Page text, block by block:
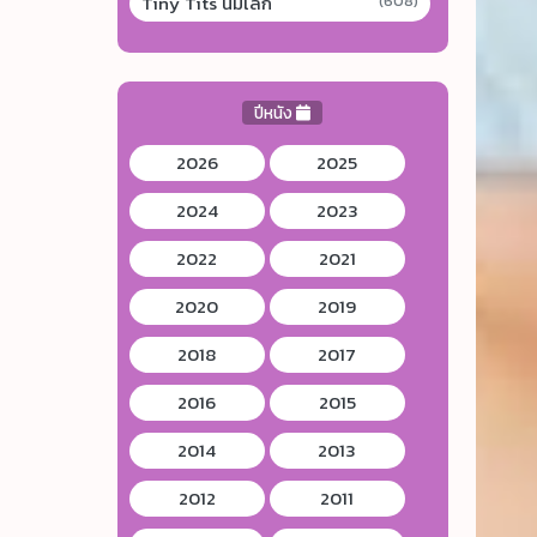
ปีหนัง
2026
2025
2024
2023
2022
2021
2020
2019
2018
2017
2016
2015
2014
2013
2012
2011